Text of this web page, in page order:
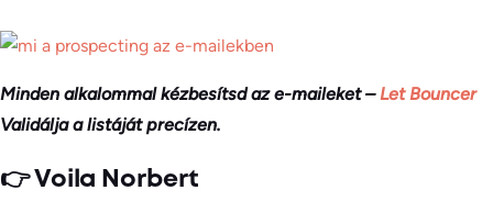
Minden alkalommal kézbesítsd az e-maileket – Let Bouncer
Validálja a listáját precízen.
👉 Voila Norbert